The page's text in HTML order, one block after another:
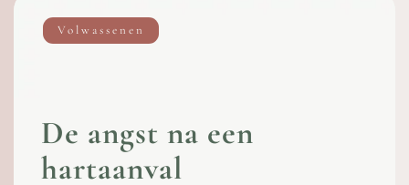
Volwassenen
De angst na een
hartaanval